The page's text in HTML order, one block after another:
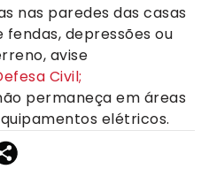
nas paredes das casas
depressões ou
avise
Civil;
permaneça em áreas
elétricos.